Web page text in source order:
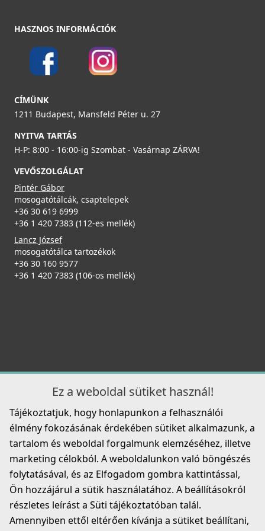
ELLECI - Csaptelep Kent matt fekete - Kifutó termék!
MOKKENBK
104 890 Ft
159 990 Ft
ELLECI - Csaptelep Fold arany
MOKFOLGD
MOKFOLBK
279 990 Ft
Részletek
ELLECI - Csaptelep Stream Plus - matt fekete
fekete
ELLECI - FLOW szűrő és túlfolyó egymedencés
mosogatókhoz - fekete
KITWPT-FB-1VTELL-BK
ELLECI - FLOW OPEN UP (nyomógombos) automata
dugókiemelő egymedencés mosogatókhoz - inox
KITASP-FB-1VTELL-IN
14 990 Ft
Részletek
HASZNOS INFORMÁCIÓK
CÍMÜNK
1211 Budapest, Mansfeld Péter u. 27
NYITVA TARTÁS
H-P: 8:00 - 16:00-ig Szombat - Vasárnap ZÁRVA!
VEVŐSZOLGÁLAT
Pintér Gábor
mosogatótálcák, csaptelepek
+36 30 619 6999
+36 1 420 7383 (112-es mellék)
Lancz József
mosogatótálca tartozékok
+36 30 160 9577
+36 1 420 7383 (106-os mellék)
Ez a weboldal sütiket használ!
Tájékoztatjuk, hogy honlapunkon a felhasználói
élmény fokozásának érdekében sütiket alkalmazunk, a
tartalom és weboldal forgalmunk elemzéséhez, illetve
marketing célokból. A weboldalunkon való böngészés
folytatásával, és az Elfogadom gombra kattintással,
Ön hozzájárul a sütik használatához. A beállításokról
részletes leírást a Süti tájékoztatóban talál.
Amennyiben ettől eltérően kívánja a sütiket beállítani,